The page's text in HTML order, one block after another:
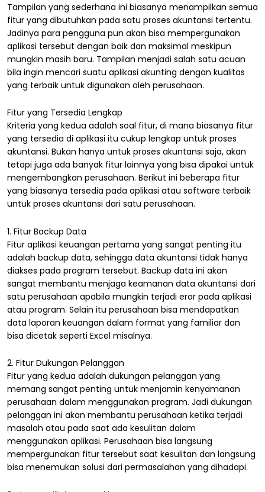
Tampilan yang sederhana ini biasanya menampilkan semua
fitur yang dibutuhkan pada satu proses akuntansi tertentu.
Jadinya para pengguna pun akan bisa mempergunakan
aplikasi tersebut dengan baik dan maksimal meskipun
mungkin masih baru. Tampilan menjadi salah satu acuan
bila ingin mencari suatu aplikasi akunting dengan kualitas
yang terbaik untuk digunakan oleh perusahaan.
Fitur yang Tersedia Lengkap
Kriteria yang kedua adalah soal fitur, di mana biasanya fitur
yang tersedia di aplikasi itu cukup lengkap untuk proses
akuntansi. Bukan hanya untuk proses akuntansi saja, akan
tetapi juga ada banyak fitur lainnya yang bisa dipakai untuk
mengembangkan perusahaan. Berikut ini beberapa fitur
yang biasanya tersedia pada aplikasi atau software terbaik
untuk proses akuntansi dari satu perusahaan.
1. Fitur Backup Data
Fitur aplikasi keuangan pertama yang sangat penting itu
adalah backup data, sehingga data akuntansi tidak hanya
diakses pada program tersebut. Backup data ini akan
sangat membantu menjaga keamanan data akuntansi dari
satu perusahaan apabila mungkin terjadi eror pada aplikasi
atau program. Selain itu perusahaan bisa mendapatkan
data laporan keuangan dalam format yang familiar dan
bisa dicetak seperti Excel misalnya.
2. Fitur Dukungan Pelanggan
Fitur yang kedua adalah dukungan pelanggan yang
memang sangat penting untuk menjamin kenyamanan
perusahaan dalam menggunakan program. Jadi dukungan
pelanggan ini akan membantu perusahaan ketika terjadi
masalah atau pada saat ada kesulitan dalam
menggunakan aplikasi. Perusahaan bisa langsung
mempergunakan fitur tersebut saat kesulitan dan langsung
bisa menemukan solusi dari permasalahan yang dihadapi.